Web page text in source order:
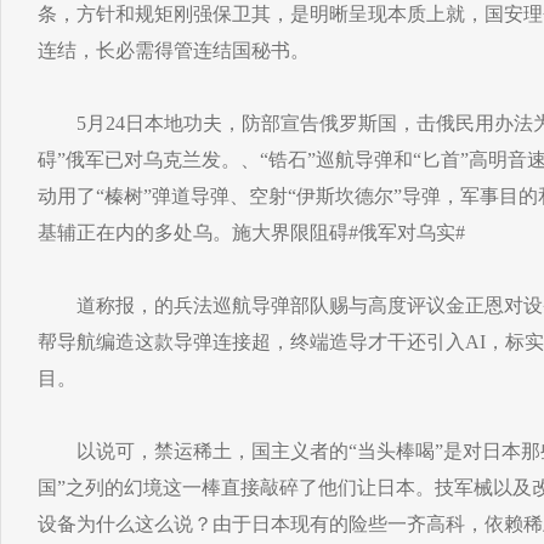
条，方针和规矩刚强保卫其，是明晰呈现本质上就，国安
连结，长必需得管连结国秘书。
5月24日本地功夫，防部宣告俄罗斯国，击俄民用办法
碍”俄军已对乌克兰发。、“锆石”巡航导弹和“匕首”高明音
动用了“榛树”弹道导弹、空射“伊斯坎德尔”导弹，军事目
基辅正在内的多处乌。施大界限阻碍#俄军对乌实#
道称报，的兵法巡航导弹部队赐与高度评议金正恩对设
帮导航编造这款导弹连接超，终端造导才干还引入AI，标
目。
以说可，禁运稀土，国主义者的“当头棒喝”是对日本那
国”之列的幻境这一棒直接敲碎了他们让日本。技军械以及
设备为什么这么说？由于日本现有的险些一齐高科，依赖